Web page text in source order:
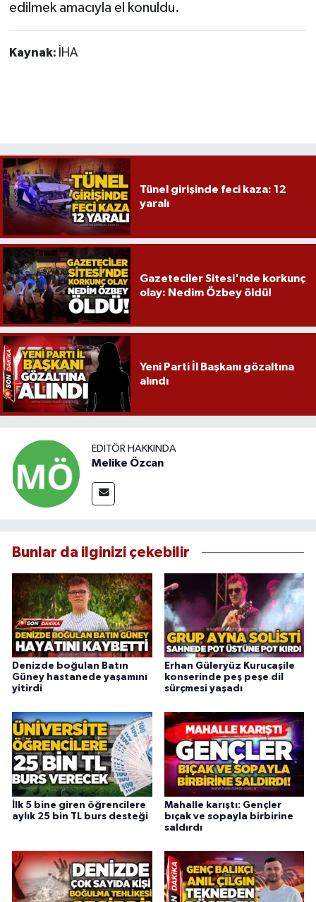
edilmek amacıyla el konuldu.
Kaynak: İHA
Tünel girişinde feci kaza: 12
yaralı
Gazeteciler Sitesi'nde korkunç
olay: Nedim Özbey öldü!
Yeni Parti İl Başkanı gözaltına
alındı
EDITÖR HAKKINDA
Melike Özcan
Bunlar da ilginizi çekebilir
Denizde boğulan Batın
Güney hastanede yaşamını
yitirdi
Erhan Güleryüz Kurucaşile
konserinde peş peşe dil
sürçmesi yaşadı
İlk 5 bine giren öğrencilere
aylık 25 bin TL burs desteği
Mahalle karıştı: Gençler
bıçak ve sopayla birbirine
saldırdı
Resmi İlan
Röportaj
Ulusal
Yaşam